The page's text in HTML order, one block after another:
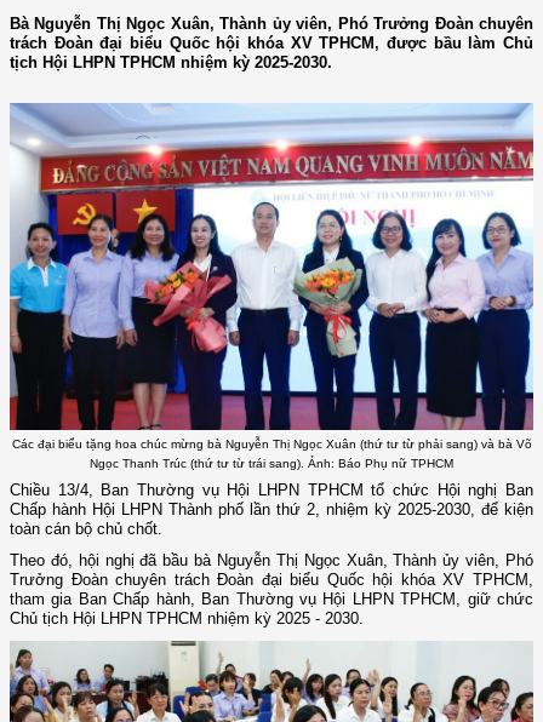
Bà Nguyễn Thị Ngọc Xuân, Thành ủy viên, Phó Trưởng Đoàn chuyên
trách Đoàn đại biểu Quốc hội khóa XV TPHCM, được bầu làm Chủ
tịch Hội LHPN TPHCM nhiệm kỳ 2025-2030.
Các đại biểu tặng hoa chúc mừng bà Nguyễn Thị Ngọc Xuân (thứ tư từ phải sang) và bà Võ
Ngọc Thanh Trúc (thứ tư từ trái sang). Ảnh: Báo Phụ nữ TPHCM
Chiều 13/4, Ban Thường vụ Hội LHPN TPHCM tổ chức Hội nghị Ban
Chấp hành Hội LHPN Thành phố lần thứ 2, nhiệm kỳ 2025-2030, để kiện
toàn cán bộ chủ chốt.
Theo đó, hội nghị đã bầu bà Nguyễn Thị Ngọc Xuân, Thành ủy viên, Phó
Trưởng Đoàn chuyên trách Đoàn đại biểu Quốc hội khóa XV TPHCM,
tham gia Ban Chấp hành, Ban Thường vụ Hội LHPN TPHCM, giữ chức
Chủ tịch Hội LHPN TPHCM nhiệm kỳ 2025 - 2030.